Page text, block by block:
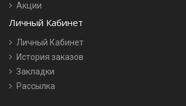
Акции
Личный Кабинет
Личный Кабинет
История заказов
Закладки
Рассылка